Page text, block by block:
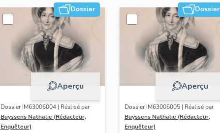
Dossier
Aperçu
Dossier IM63006004 | Réalisé par
Buyssens Nathalie (Rédacteur,
Enquêteur)
Dossier
Aperçu
Dossier IM63006005 | Réalisé par
Buyssens Nathalie (Rédacteur,
Enquêteur)